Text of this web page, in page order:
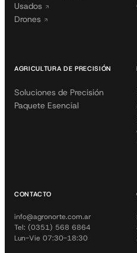
Usados
Drones
AGRICULTURA DE PRECISIÓN
Soluciones de Precisión
Paquete Esencial
CONTACTO
info@agronorte.com.ar
Tel: (0351) 568 6864
Lun-Vie 07:30-18:30